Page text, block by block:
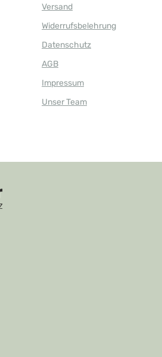
Versand
Widerrufsbelehrung
Datenschutz
AGB
Impressum
Unser Team